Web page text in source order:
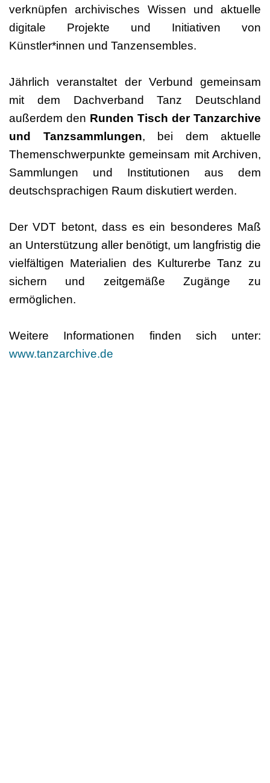
verknüpfen archivisches Wissen und aktuelle
digitale Projekte und Initiativen von
Künstler*innen und Tanzensembles.
Jährlich veranstaltet der Verbund gemeinsam
mit dem Dachverband Tanz Deutschland
außerdem den Runden Tisch der Tanzarchive
und Tanzsammlungen, bei dem aktuelle
Themenschwerpunkte gemeinsam mit Archiven,
Sammlungen und Institutionen aus dem
deutschsprachigen Raum diskutiert werden.
Der VDT betont, dass es ein besonderes Maß
an Unterstützung aller benötigt, um langfristig die
vielfältigen Materialien des Kulturerbe Tanz zu
sichern und zeitgemäße Zugänge zu
ermöglichen.
Weitere Informationen finden sich unter:
www.tanzarchive.de